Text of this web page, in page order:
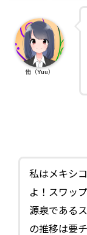
侑（Yuu）
私はメキシ
よ！スワッ
源泉である
の推移は要